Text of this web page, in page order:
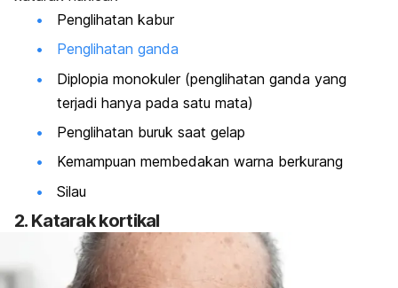
Penglihatan kabur
Penglihatan ganda
Diplopia monokuler (penglihatan ganda yang
terjadi hanya pada satu mata)
Penglihatan buruk saat gelap
Kemampuan membedakan warna berkurang
Silau
2. Katarak kortikal